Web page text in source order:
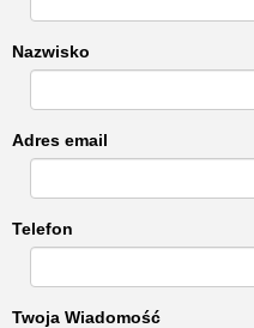
Nazwisko
Adres email
Telefon
Twoja Wiadomość